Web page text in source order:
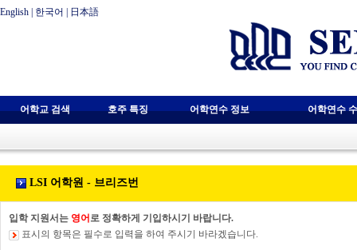
English 한국어 日本語
어학교 검색 호주 특징 어학연수 정보 어학연수
LSI 어학원 - 브리즈번
입학 지원서는 영어 로 정확하게 기입하시기 바랍니다.
표시의 항목은 필수로 입력을 하여 주시기 바라겠습니다.